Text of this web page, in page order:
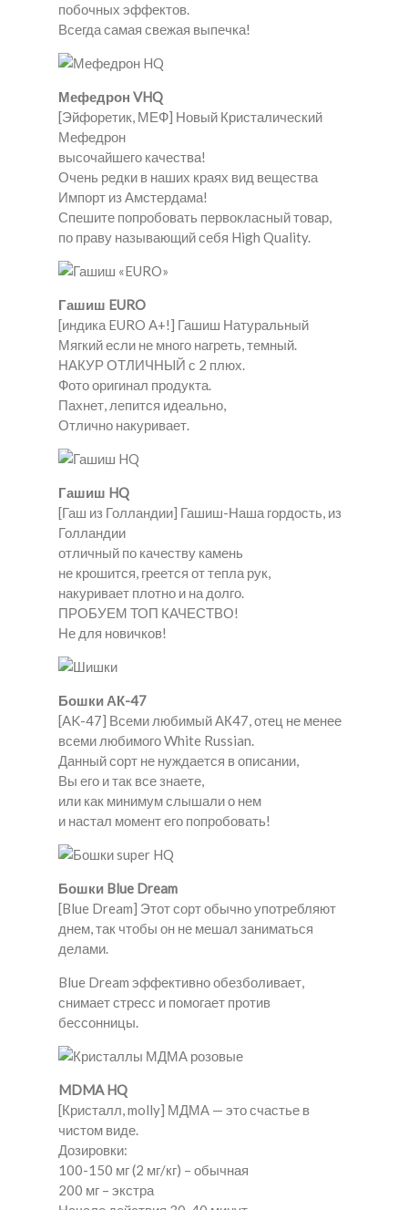
побочных эффектов.
Всегда самая свежая выпечка!
Мефедрон VHQ
[Эйфоретик, МЕФ] Новый Кристалический
Мефедрон
высочайшего качества!
Очень редки в наших краях вид вещества
Импорт из Амстердама!
Спешите попробовать первокласный товар,
по праву называющий себя High Quality.
Гашиш EURO
[индика EURO A+!] Гашиш Натуральный
Мягкий если не много нагреть, темный.
НАКУР ОТЛИЧНЫЙ с 2 плюх.
Фото оригинал продукта.
Пахнет, лепится идеально,
Отлично накуривает.
Гашиш HQ
[Гаш из Голландии] Гашиш-Наша гордость, из
Голландии
отличный по качеству камень
не крошится, греется от тепла рук,
накуривает плотно и на долго.
ПРОБУЕМ ТОП КАЧЕСТВО!
Не для новичков!
Бошки АК-47
[AK-47] Всеми любимый АК47, отец не менее
всеми любимого White Russian.
Данный сорт не нуждается в описании,
Вы его и так все знаете,
или как минимум слышали о нем
и настал момент его попробовать!
Бошки Blue Dream
[Blue Dream] Этот сорт обычно употребляют
днем, так чтобы он не мешал заниматься
делами.
Blue Dream эффективно обезболивает,
снимает стресс и помогает против
бессонницы.
MDMA HQ
[Кристалл, molly] МДМА — это счастье в
чистом виде.
Дозировки:
100-150 мг (2 мг/кг) – обычная
200 мг – экстра